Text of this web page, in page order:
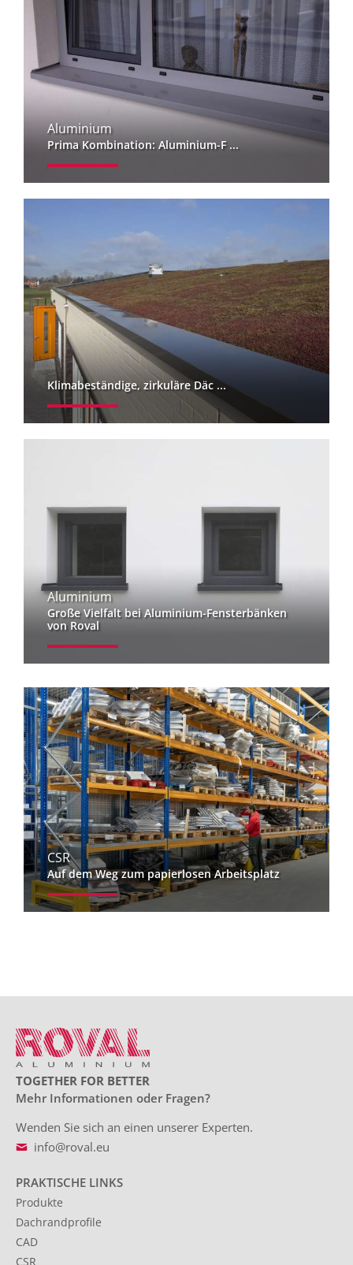
Aluminium
Prima Kombination: Aluminium-F ...
Klimabeständige, zirkuläre Däc ...
Aluminium
Große Vielfalt bei Aluminium-Fensterbänken
von Roval
CSR
Auf dem Weg zum papierlosen Arbeitsplatz
TOGETHER FOR BETTER
Mehr Informationen oder Fragen?
Wenden Sie sich an einen unserer Experten.
info@roval.eu
PRAKTISCHE LINKS
Produkte
Dachrandprofile
CAD
CSR